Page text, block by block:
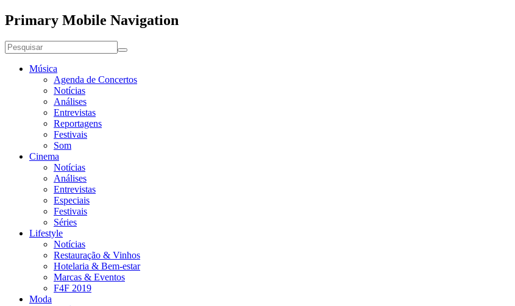
Primary Mobile Navigation
Música
Agenda de Concertos
Notícias
Análises
Entrevistas
Reportagens
Festivais
Som
Cinema
Notícias
Análises
Entrevistas
Especiais
Festivais
Séries
Lifestyle
Notícias
Restauração & Vinhos
Hotelaria & Bem-estar
Marcas & Eventos
F4F 2019
Moda